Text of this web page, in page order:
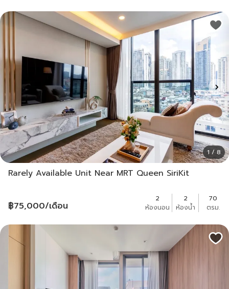
1 / 8
Rarely Available Unit Near MRT Queen SiriKit
฿75,000/เดือน
2
ห้องนอน
2
ห้องน้ำ
70
ตรม.